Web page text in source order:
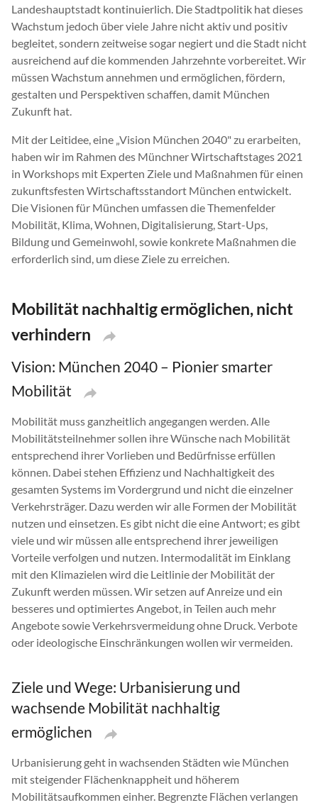
Landeshauptstadt kontinuierlich. Die Stadtpolitik hat dieses
Wachstum jedoch über viele Jahre nicht aktiv und positiv
begleitet, sondern zeitweise sogar negiert und die Stadt nicht
ausreichend auf die kommenden Jahrzehnte vorbereitet. Wir
müssen Wachstum annehmen und ermöglichen, fördern,
gestalten und Perspektiven schaffen, damit München
Zukunft hat.
Mit der Leitidee, eine „Vision München 2040" zu erarbeiten,
haben wir im Rahmen des Münchner Wirtschaftstages 2021
in Workshops mit Experten Ziele und Maßnahmen für einen
zukunftsfesten Wirtschaftsstandort München entwickelt.
Die Visionen für München umfassen die Themenfelder
Mobilität, Klima, Wohnen, Digitalisierung, Start-Ups,
Bildung und Gemeinwohl, sowie konkrete Maßnahmen die
erforderlich sind, um diese Ziele zu erreichen.
Mobilität nachhaltig ermöglichen, nicht
verhindern
Vision: München 2040 – Pionier smarter
Mobilität
Mobilität muss ganzheitlich angegangen werden. Alle
Mobilitätsteilnehmer sollen ihre Wünsche nach Mobilität
entsprechend ihrer Vorlieben und Bedürfnisse erfüllen
können. Dabei stehen Effizienz und Nachhaltigkeit des
gesamten Systems im Vordergrund und nicht die einzelner
Verkehrsträger. Dazu werden wir alle Formen der Mobilität
nutzen und einsetzen. Es gibt nicht die eine Antwort; es gibt
viele und wir müssen alle entsprechend ihrer jeweiligen
Vorteile verfolgen und nutzen. Intermodalität im Einklang
mit den Klimazielen wird die Leitlinie der Mobilität der
Zukunft werden müssen. Wir setzen auf Anreize und ein
besseres und optimiertes Angebot, in Teilen auch mehr
Angebote sowie Verkehrsvermeidung ohne Druck. Verbote
oder ideologische Einschränkungen wollen wir vermeiden.
Ziele und Wege: Urbanisierung und
wachsende Mobilität nachhaltig
ermöglichen
Urbanisierung geht in wachsenden Städten wie München
mit steigender Flächenknappheit und höherem
Mobilitätsaufkommen einher. Begrenzte Flächen verlangen